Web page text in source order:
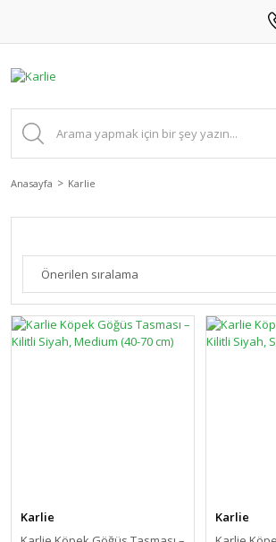
Anasayfa Karlie
Karlie
Karlie